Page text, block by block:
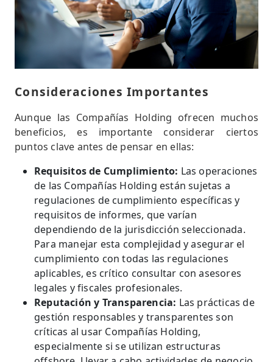
Consideraciones Importantes
Aunque las Compañías Holding ofrecen muchos
beneficios, es importante considerar ciertos
puntos clave antes de pensar en ellas:
Requisitos de Cumplimiento: Las operaciones
de las Compañías Holding están sujetas a
regulaciones de cumplimiento específicas y
requisitos de informes, que varían
dependiendo de la jurisdicción seleccionada.
Para manejar esta complejidad y asegurar el
cumplimiento con todas las regulaciones
aplicables, es crítico consultar con asesores
legales y fiscales profesionales.
Reputación y Transparencia: Las prácticas de
gestión responsables y transparentes son
críticas al usar Compañías Holding,
especialmente si se utilizan estructuras